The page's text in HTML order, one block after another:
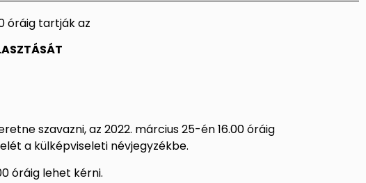
óráig tartják az
szavazni, az 2022. március 25-én 16.00 óráig
a külképviseleti névjegyzékbe.
óráig lehet kérni.